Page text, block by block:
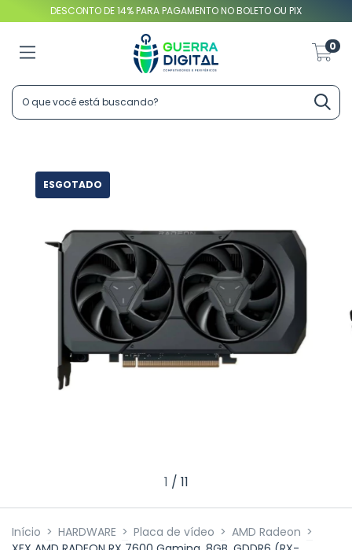
DESCONTO DE 14% PARA PAGAMENTO NO BOLETO OU PIX
0
ESGOTADO
1 / 11
Início > HARDWARE > Placa de vídeo > AMD Radeon >